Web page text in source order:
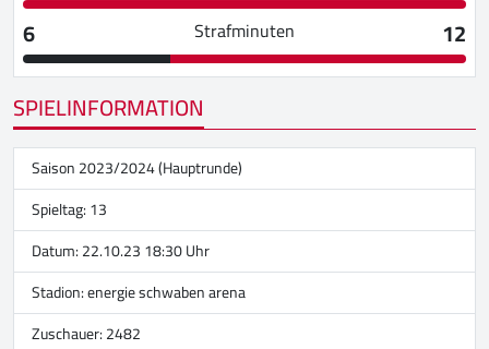
6
Strafminuten
12
SPIELINFORMATION
Saison 2023/2024 (Hauptrunde)
Spieltag: 13
Datum: 22.10.23 18:30 Uhr
Stadion:energie schwaben arena
Zuschauer: 2482